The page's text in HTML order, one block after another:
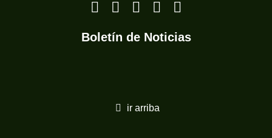
Boletín de Noticias
ir arriba